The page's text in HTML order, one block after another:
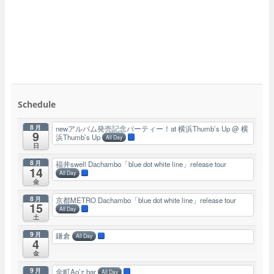
Schedule
8月
9
日
newアルバム発売記念パーティー！at 横浜Thumb’s Up@ 横
浜Thumb’s Up
All Day
8月
14
金
福井swell Dachambo「blue dot white line」release tour
All Day
8月
15
土
京都METRO Dachambo「blue dot white line」release tour
All Day
9月
4
金
鎌倉 All Day
9月 金町Ao’z bar All Day